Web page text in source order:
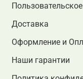
Доставка
Оформление и
Наши гарантии